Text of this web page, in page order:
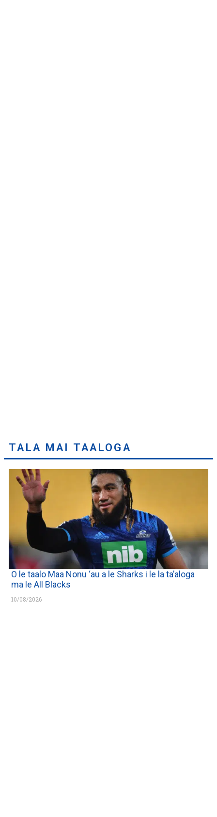
TALA MAI TAALOGA
O le taalo Maa Nonu ‘au a le Sharks i le la ta’aloga
ma le All Blacks
10/08/2026